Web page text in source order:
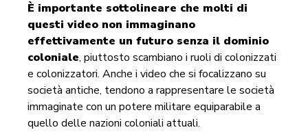
È importante sottolineare che molti di
questi video non immaginano
effettivamente un futuro senza il dominio
coloniale, piuttosto scambiano i ruoli di colonizzati
e colonizzatori. Anche i video che si focalizzano su
società antiche, tendono a rappresentare le società
immaginate con un potere militare equiparabile a
quello delle nazioni coloniali attuali.